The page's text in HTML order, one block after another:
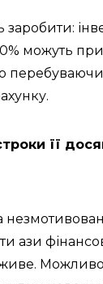
можуть
перебуваючи
її
ази
живе.